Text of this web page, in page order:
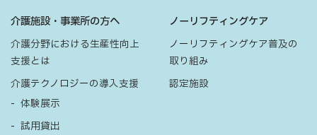
介護施設・事業所の方へ
介護分野における生産性向上
支援とは
介護テクノロジーの導入支援
体験展示
試用貸出
ノーリフティングケア
ノーリフティングケア普及の
取り組み
認定施設